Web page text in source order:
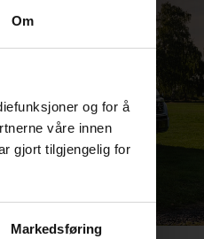
Om
og for å
våre innen
gjort tilgjengelig for
Markedsføring